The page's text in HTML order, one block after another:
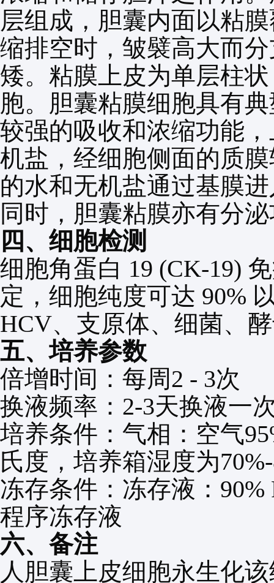
层组成，胆囊内面以粘
缩排空时，皱襞高大而
矮。粘膜上皮为单层柱
胞。胆囊粘膜细胞具有
较强的吸收和浓缩功能
机盐，经细胞侧面的质
的水和无机盐通过基膜
同时，胆囊粘膜亦有分
四、细胞检测
细胞角蛋白 19 (CK-19)
定，细胞纯度可达 90%
HCV、支原体、细菌、
五、培养参数
倍增时间：每周2 - 3次
换液频率： 2-3天换液一
培养条件：气相：空气
氏度，培养箱湿度为
冻存条件：冻存液： 90%
程序冻存液
六、备注
人胆囊上皮细胞永生化